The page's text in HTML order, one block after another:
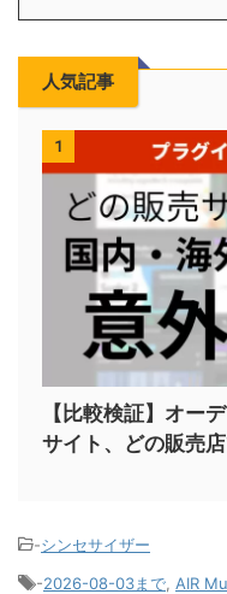
人気記事
1
【比較検証】オー
サイト、どの販売
-シンセサイザー
-2026-08-03まで AIR